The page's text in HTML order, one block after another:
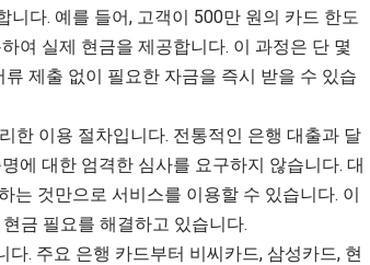
다. 예를 들어, 고객이 500만 원의 카드 한도
여 실제 현금을 제공합니다. 이 과정은 단 몇
제출 없이 필요한 자금을 즉시 받을 수 있습
한 이용 절차입니다. 전통적인 은행 대출과 달
에 대한 엄격한 심사를 요구하지 않습니다. 대
는 것만으로 서비스를 이용할 수 있습니다. 이
금 필요를 해결하고 있습니다.
. 주요 은행 카드부터 비씨카드, 삼성카드, 현